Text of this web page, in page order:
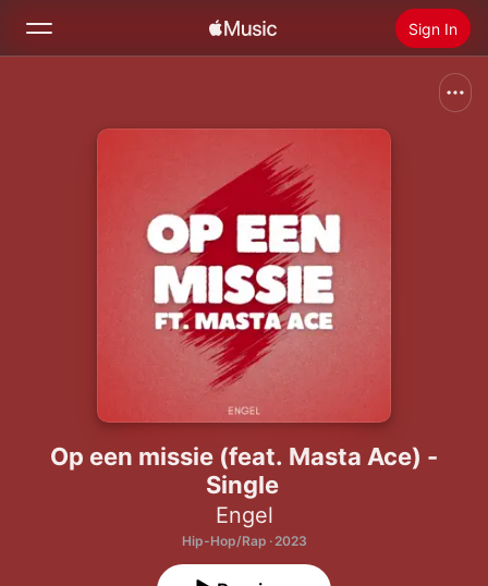
Sign In
Install Apple Music
Op een missie (feat. Masta Ace) -
Single
Engel
Hip-Hop/Rap · 2023